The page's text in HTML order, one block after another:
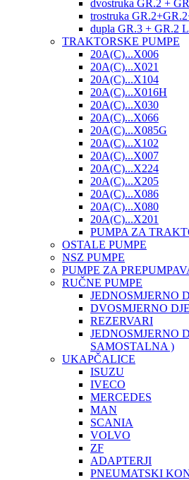
dvostruka GR.2 +
trostruka
dupla GR.3 + GR.2
TRAKTORSKE PUMPE
20A(C)...X006
20A(C)...X021
20A(C)...X104
20A(C)...X016H
20A(C)...X030
20A(C)...X066
20A(C)...X085G
20A(C)...X102
20A(C)...X007
20A(C)...X224
20A(C)...X205
20A(C)...X086
20A(C)...X080
20A(C)...X201
PUMPA ZA
OSTALE PUMPE
NSZ PUMPE
PUMPE ZA
RUČNE PUMPE
JEDNOSMJERNO
DVOSMJERNO
REZERVARI
JEDNOSMJERNO
SAMOSTALNA )
UKAPČALICE
ISUZU
IVECO
MERCEDES
MAN
SCANIA
VOLVO
ZF
ADAPTERJI
PNEUMATSKI